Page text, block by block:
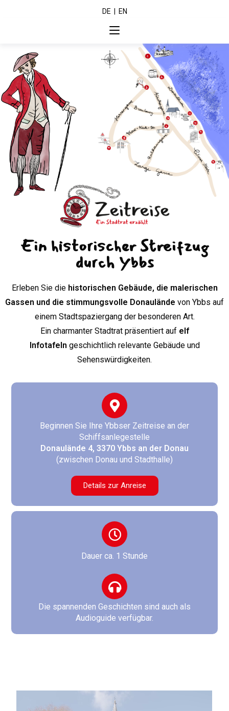
DE EN
Ein historischer Streifzug
durch Ybbs
Erleben Sie die historischen Gebäude, die malerischen
Gassen und die stimmungsvolle Donaulände von Ybbs auf
einem Stadtspaziergang der besonderen Art.
Ein charmanter Stadtrat präsentiert auf elf
Infotafeln geschichtlich relevante Gebäude und
Sehenswürdigkeiten.
Beginnen Sie Ihre Ybbser Zeitreise an der
Schiffsanlegestelle
Donaulände 4, 3370 Ybbs an der Donau
(zwischen Donau und Stadthalle)
Details zur Anreise
Dauer ca. 1 Stunde
Die spannenden Geschichten sind auch als
Audioguide verfügbar.